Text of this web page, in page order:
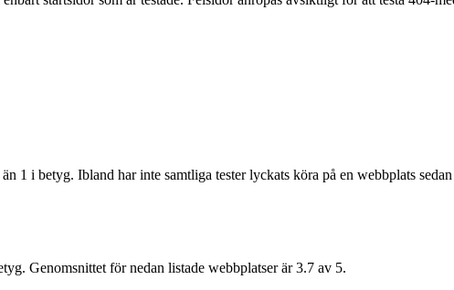
1 i betyg. Ibland har inte samtliga tester lyckats köra på en webbplats
Genomsnittet för nedan listade webbplatser är 3.7 av 5.